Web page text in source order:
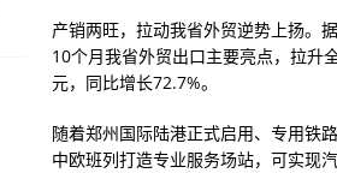
产销两旺，拉动我省外贸逆势上扬。
10个月我省外贸出口主要亮点，拉升
元，同比增长72.7%。
随着郑州国际陆港正式启用、专用铁
中欧班列打造专业服务场站，可实现